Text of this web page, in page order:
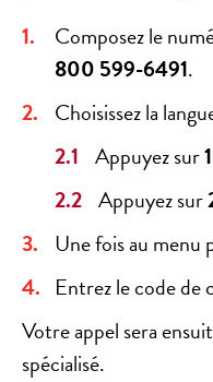
Composez le
800 599-6491.
Choisissez la
Appuyez sur1
Appuyez sur
Une fois au menu
Entrez le code de
Votre appel sera
spécialisé.